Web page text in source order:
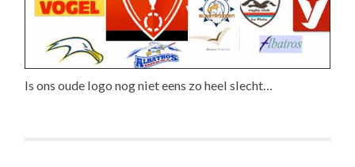
Is ons oude logo nog niet eens zo heel slecht…